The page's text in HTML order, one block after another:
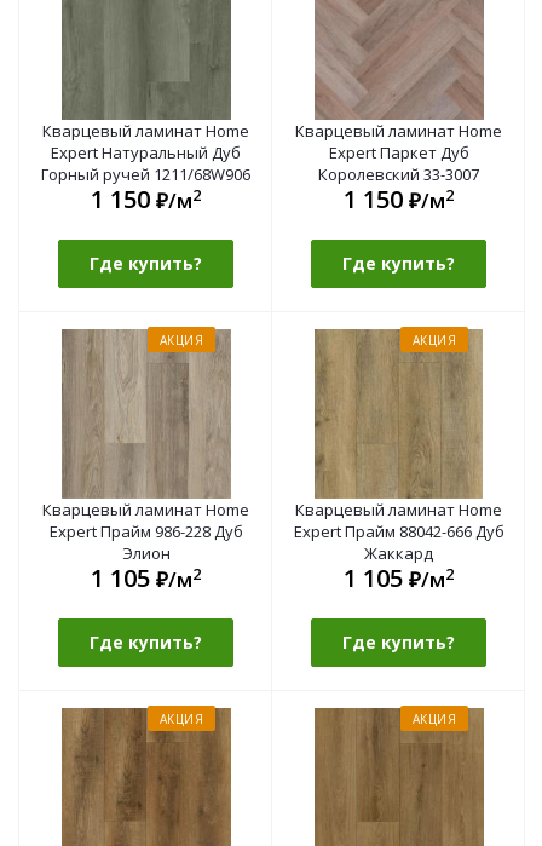
Кварцевый ламинат Home
Expert Натуральный Дуб
Горный ручей 1211/68W906
1 150 ₽/м2
Где купить?
Кварцевый ламинат Home
Expert Паркет Дуб
Королевский 33-3007
1 150 ₽/м2
Где купить?
АКЦИЯ
Кварцевый ламинат Home
Expert Прайм 986-228 Дуб
Элион
1 105 ₽/м2
Где купить?
АКЦИЯ
Кварцевый ламинат Home
Expert Прайм 88042-666 Дуб
Жаккард
1 105 ₽/м2
Где купить?
АКЦИЯ АКЦИЯ